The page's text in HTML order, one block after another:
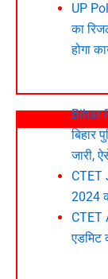
UP
का
होगा
Bihar
बिहार
जारी,
CTET
2024
CTET
एडमिट